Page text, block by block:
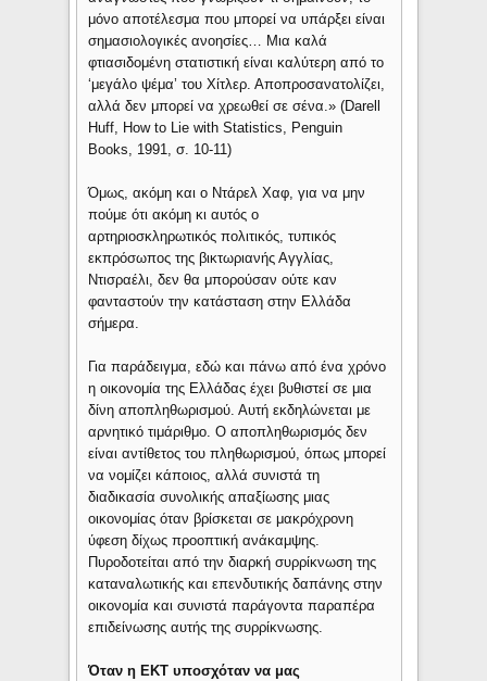
μόνο αποτέλεσμα που μπορεί να υπάρξει είναι
σημασιολογικές ανοησίες… Μια καλά
φτιασιδομένη στατιστική είναι καλύτερη από το
‘μεγάλο ψέμα’ του Χίτλερ. Αποπροσανατολίζει,
αλλά δεν μπορεί να χρεωθεί σε σένα.» (Darell
Huff, How to Lie with Statistics, Penguin
Books, 1991, σ. 10-11)
Όμως, ακόμη και ο Ντάρελ Χαφ, για να μην
πούμε ότι ακόμη κι αυτός ο
αρτηριοσκληρωτικός πολιτικός, τυπικός
εκπρόσωπος της βικτωριανής Αγγλίας,
Ντισραέλι, δεν θα μπορούσαν ούτε καν
φανταστούν την κατάσταση στην Ελλάδα
σήμερα.
Για παράδειγμα, εδώ και πάνω από ένα χρόνο
η οικονομία της Ελλάδας έχει βυθιστεί σε μια
δίνη αποπληθωρισμού. Αυτή εκδηλώνεται με
αρνητικό τιμάριθμο. Ο αποπληθωρισμός δεν
είναι αντίθετος του πληθωρισμού, όπως μπορεί
να νομίζει κάποιος, αλλά συνιστά τη
διαδικασία συνολικής απαξίωσης μιας
οικονομίας όταν βρίσκεται σε μακρόχρονη
ύφεση δίχως προοπτική ανάκαμψης.
Πυροδοτείται από την διαρκή συρρίκνωση της
καταναλωτικής και επενδυτικής δαπάνης στην
οικονομία και συνιστά παράγοντα παραπέρα
επιδείνωσης αυτής της συρρίκνωσης.
Όταν η ΕΚΤ υποσχόταν να μας